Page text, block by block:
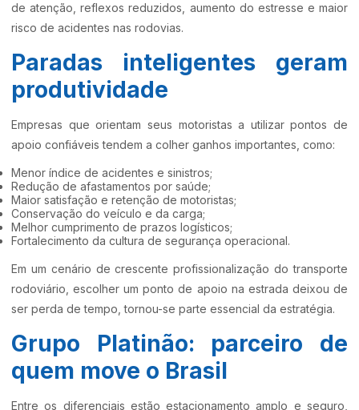
de atenção, reflexos reduzidos, aumento do estresse e maior
risco de acidentes nas rodovias.
Paradas inteligentes geram
produtividade
Empresas que orientam seus motoristas a utilizar pontos de
apoio confiáveis tendem a colher ganhos importantes, como:
Menor índice de acidentes e sinistros;
Redução de afastamentos por saúde;
Maior satisfação e retenção de motoristas;
Conservação do veículo e da carga;
Melhor cumprimento de prazos logísticos;
Fortalecimento da cultura de segurança operacional.
Em um cenário de crescente profissionalização do transporte
rodoviário, escolher um ponto de apoio na estrada deixou de
ser perda de tempo, tornou-se parte essencial da estratégia.
Grupo Platinão: parceiro de
quem move o Brasil
Entre os diferenciais estão estacionamento amplo e seguro,